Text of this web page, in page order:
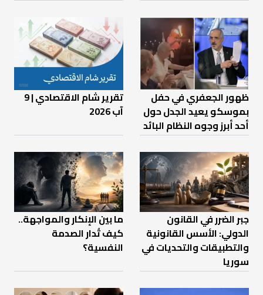
ظهور الجعفري في حفل
بموسكو يعيد الجدل حول
أحد أبرز وجوه النظام البائد
تقرير شام الاقتصادي | 9
آب 2026
جبر الضرر في القانون
الدولي: الأسس القانونية
والتطبيقات والتحديات في
سوريا
ما بين الإنكار والمواجهة..
كيف تُدار الصدمة
النفسية؟